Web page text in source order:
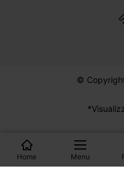
Home Menu
©